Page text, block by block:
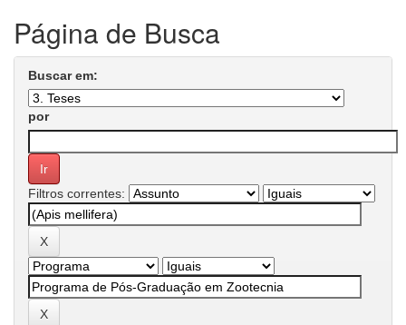
Página de Busca
Buscar em:
por
Filtros correntes: